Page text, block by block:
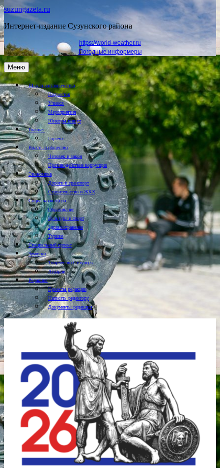
suzungazeta.ru
Интернет-издание Сузунского района
https://world-weather.ru
Погодные информеры
Меню
Школа наставничества
Подросток
Учимся
Мероприятия
Юнкоры пишут
Главная
Горячее
Власть и общество
Человек и закон
Противодействие коррупции
Экономика
Дороги и транспорт
Строительство и ЖКХ
Социальная сфера
Образование
Культура и спорт
Здравоохранение
Туризм
Специальный проект
Земляки
Творчество Сузунцев
Аграрии
Редакция
Проекты редакции
Написать редактору
Документы редакции